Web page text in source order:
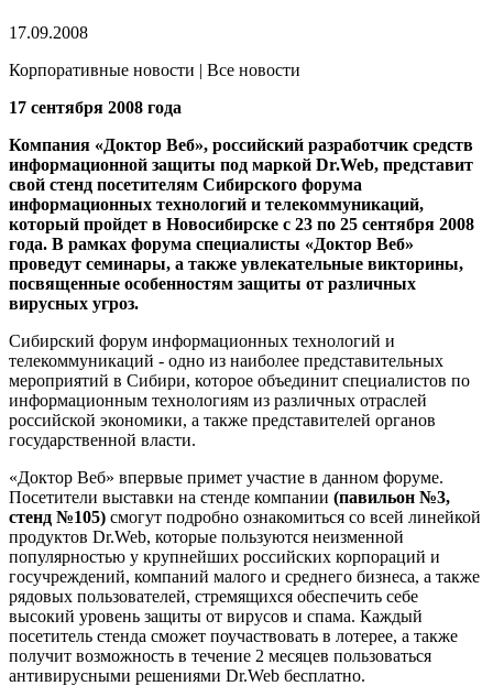
17.09.2008
Корпоративные новости | Все новости
17 сентября 2008 года
Компания «Доктор Веб», российский разработчик средств
информационной защиты под маркой Dr.Web, представит
свой стенд посетителям Сибирского форума
информационных технологий и телекоммуникаций,
который пройдет в Новосибирске с 23 по 25 сентября 2008
года. В рамках форума специалисты «Доктор Веб»
проведут семинары, а также увлекательные викторины,
посвященные особенностям защиты от различных
вирусных угроз.
Сибирский форум информационных технологий и
телекоммуникаций - одно из наиболее представительных
мероприятий в Сибири, которое объединит специалистов по
информационным технологиям из различных отраслей
российской экономики, а также представителей органов
государственной власти.
«Доктор Веб» впервые примет участие в данном форуме.
Посетители выставки на стенде компании (павильон №3,
стенд №105) смогут подробно ознакомиться со всей линейкой
продуктов Dr.Web, которые пользуются неизменной
популярностью у крупнейших российских корпораций и
госучреждений, компаний малого и среднего бизнеса, а также
рядовых пользователей, стремящихся обеспечить себе
высокий уровень защиты от вирусов и спама. Каждый
посетитель стенда сможет поучаствовать в лотерее, а также
получит возможность в течение 2 месяцев пользоваться
антивирусными решениями Dr.Web бесплатно.